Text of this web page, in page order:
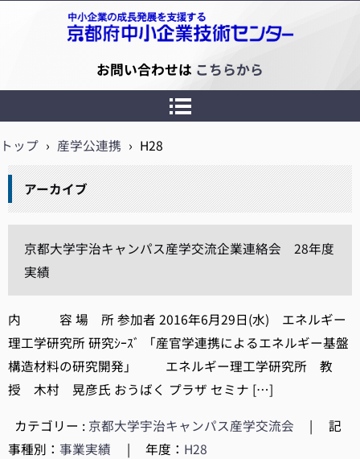
京都府中小企業技術センター
お問い合わせは こちらから
トップ › 産学公連携 › H28
アーカイブ
京都大学宇治キャンパス産学交流企業連絡会 28年度
実績
内 容 場 所 参加者 2016年6月29日(水) エネルギー
理工学研究所 研究ｼｰｽﾞ 「産官学連携によるエネルギー基盤
構造材料の研究開発」 エネルギー理工学研究所 教
授 木村 晃彦氏 おうばく プラザ セミナ […]
カテゴリー : 京都大学宇治キャンパス産学交流会 |
記
事種別： 事業実績 | 年度： H28